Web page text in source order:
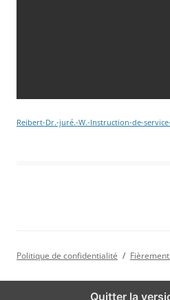
Reibert-Dr.-juré.-W.-Instruction-de-
Politique de confidentialité
Quitter la